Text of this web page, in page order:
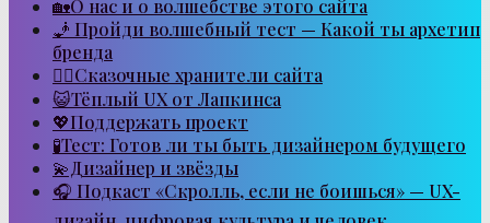
🏡О нас и о волшебстве этого сайта
🧞 Пройди волшебный тест — Какой ты архетип
бренда
🧙‍♂️Сказочные хранители сайта
😺Тёплый UX от Лапкинса
💖Поддержать проект
🧪Тест: Готов ли ты быть дизайнером будущего
💫Дизайнер и звёзды
🎧 Подкаст «Скролль, если не боишься» — UX-